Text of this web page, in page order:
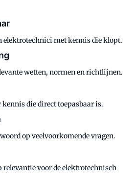
elektrotechnici met kennis die klopt.
wetten, normen en richtlijnen.
die direct toepasbaar is.
op veelvoorkomende vragen.
voor de elektrotechnisch